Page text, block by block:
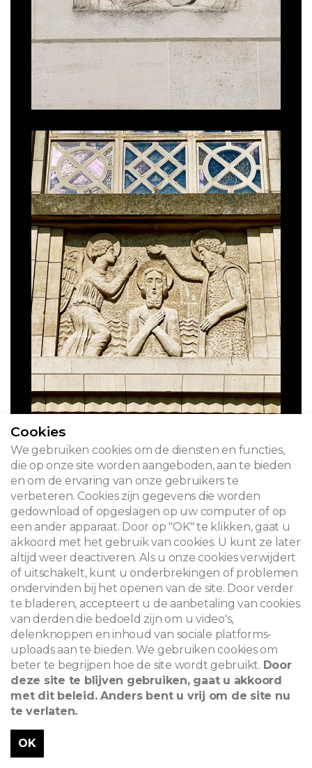
Cookies
We gebruiken cookies om de diensten en functies,
die op onze site worden aangeboden, aan te bieden
en om de ervaring van onze gebruikers te
verbeteren. Cookies zijn gegevens die worden
gedownload of opgeslagen op uw computer of op
een ander apparaat. Door op "OK" te klikken, gaat u
akkoord met het gebruik van cookies. U kunt ze later
altijd weer deactiveren. Als u onze cookies verwijdert
of uitschakelt, kunt u onderbrekingen of problemen
ondervinden bij het openen van de site. Door verder
te bladeren, accepteert u de aanbetaling van cookies
van derden die bedoeld zijn om u video's,
delenknoppen en inhoud van sociale platforms-
uploads aan te bieden. We gebruiken cookies om
beter te begrijpen hoe de site wordt gebruikt. Door
deze site te blijven gebruiken, gaat u akkoord
met dit beleid. Anders bent u vrij om de site nu
te verlaten.
OK